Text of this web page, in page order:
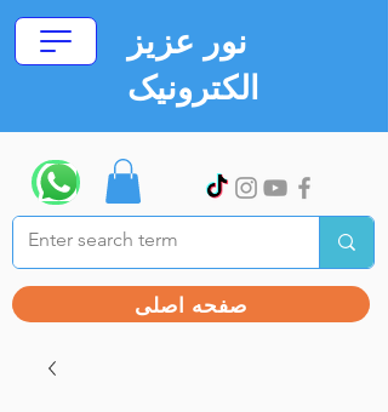
نور عزیز
الکترونیک
صفحه اصلی